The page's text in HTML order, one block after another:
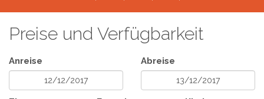
Preise und Verfügbarkeit
Anreise Abreise